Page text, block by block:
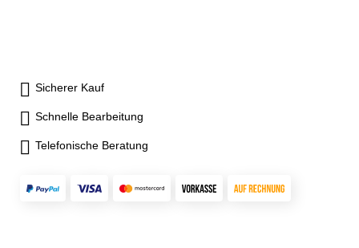
Sicherer Kauf
Schnelle Bearbeitung
Telefonische Beratung